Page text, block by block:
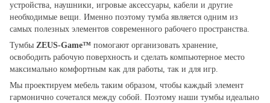
устройства, наушники, игровые аксессуары, кабели и другие
необходимые вещи. Именно поэтому тумба является одним из
самых полезных элементов современного рабочего пространства.
Тумбы ZEUS-Game™ помогают организовать хранение,
освободить рабочую поверхность и сделать компьютерное место
максимально комфортным как для работы, так и для игр.
Мы проектируем мебель таким образом, чтобы каждый элемент
гармонично сочетался между собой. Поэтому наши тумбы идеально